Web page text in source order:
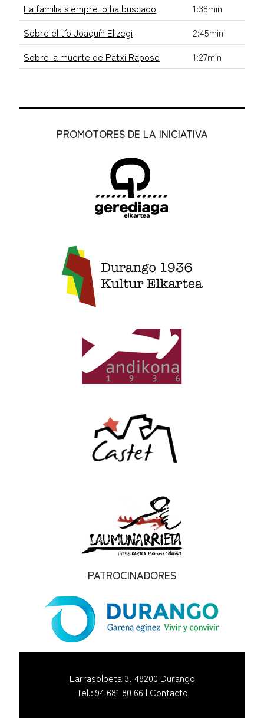
La familia siempre lo ha buscado
1:38min
Sobre el tío Joaquín Elizegi
2:45min
Sobre la muerte de Patxi Raposo
1:27min
PROMOTORES DE LA INICIATIVA
PATROCINADORES
Larrasoloeta 3, 48200 Durango
Tel.: 94 681 80 66 | Contacto